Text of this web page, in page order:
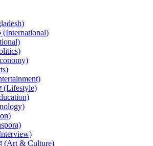
(International)
(Lifestyle)
(Interview)
(Art & Culture)